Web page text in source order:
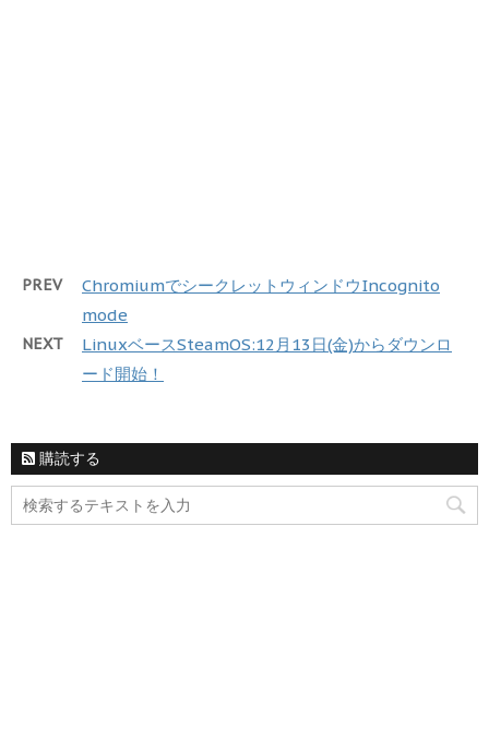
PREV
ChromiumでシークレットウィンドウIncognito
mode
NEXT
LinuxベースSteamOS:12月13日(金)からダウンロ
ード開始！
購読する